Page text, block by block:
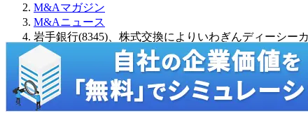
M&Aマガジン
M&Aニュース
岩手銀行(8345)、株式交換によりいわぎんディーシ